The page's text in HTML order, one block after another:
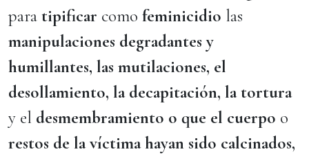
para tipificar como feminicidio las
manipulaciones degradantes y
humillantes, las mutilaciones, el
desollamiento, la decapitación, la tortura
y el desmembramiento o que el cuerpo o
restos de la víctima hayan sido calcinados,